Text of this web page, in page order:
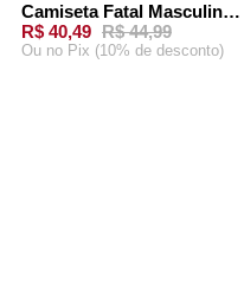
-10%
Camiseta Fatal Masculina Fagodson Branca
R$ 40,49 R$ 44,99
Ou no Pix (10% de desconto)